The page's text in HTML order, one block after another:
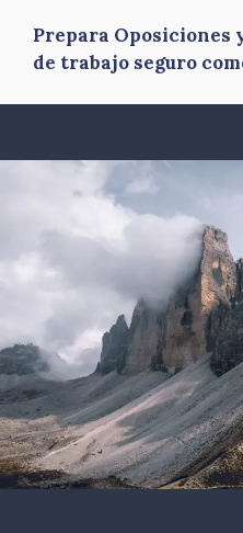
Prepara Oposiciones
de trabajo seguro